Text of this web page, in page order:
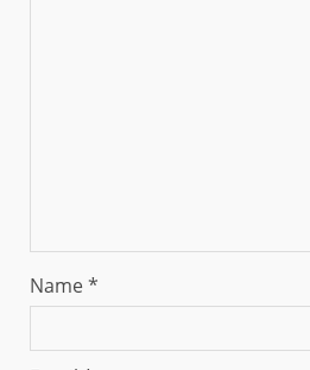
Name*